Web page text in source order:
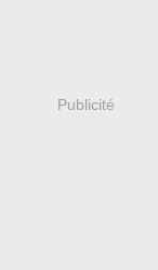
Publicité